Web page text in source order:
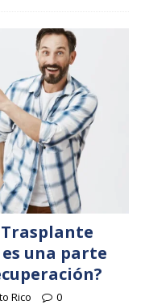
Trasplante
una parte
Rico 0